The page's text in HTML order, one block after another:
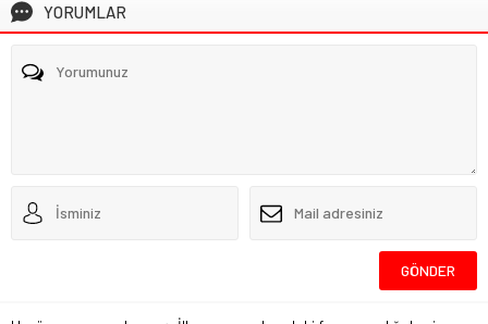
YORUMLAR